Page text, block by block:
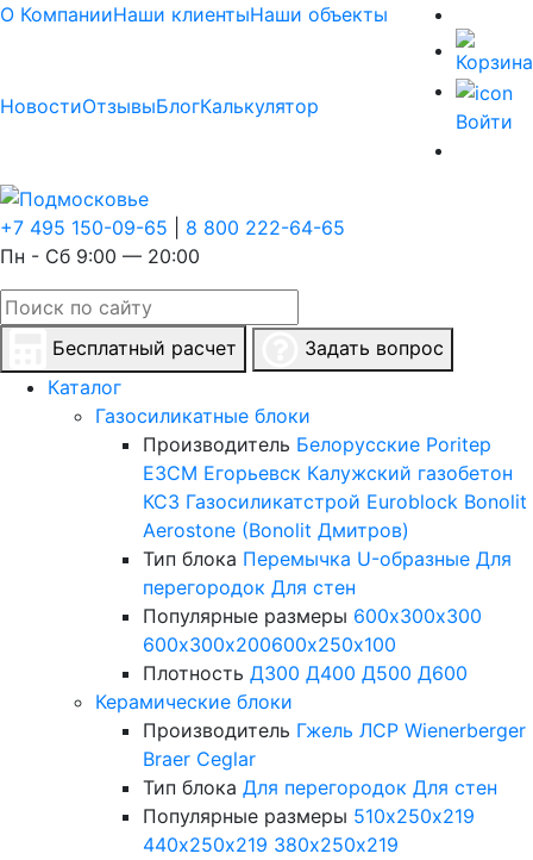
О КомпанииНаши клиентыНаши объекты
НовостиОтзывыБлогКалькулятор
Войти
+7 495 150-09-65
8 800 222-64-65
Пн - Сб 9:00 — 20:00
Бесплатный расчет
Задать вопрос
Каталог
Газосиликатные блоки
Производитель Белорусские Poritep
ЕЗСМ Егорьевск Калужский газобетон
КСЗ Газосиликатстрой Euroblock Bonolit
Aerostone (Bonolit Дмитров)
Тип блока Перемычка U-образные Для
перегородок Для стен
Популярные размеры 600х300х300
600х300х200600х250х100
Плотность Д300 Д400 Д500 Д600
Керамические блоки
Производитель Гжель ЛСР Wienerberger
Braer Ceglar
Тип блока Для перегородок Для стен
Популярные размеры 510х250х219
440х250х219 380х250х219